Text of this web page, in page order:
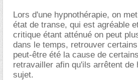
Lors d'une hypnothérapie, on
état de transe, qui est agréable
critique étant atténué on peut
dans le temps, retrouver
peut-être été la cause de
retravailler afin qu'ils arrêtent de
sujet.